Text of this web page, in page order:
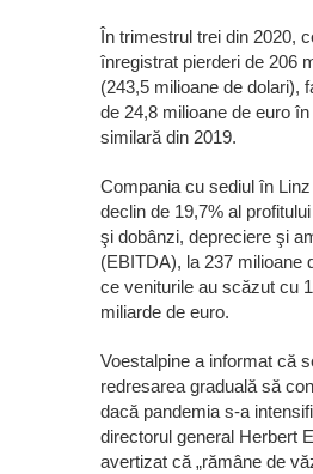
În trimestrul trei din 2020,
înregistrat pierderi de 206
(243,5 milioane de dolari),
de 24,8 milioane de euro
similară din 2019.
Compania cu sediul în
declin de 19,7% al
şi dobânzi, depreciere şi
(EBITDA), la 237 milioane
ce veniturile au scăzut cu
miliarde de euro.
Voestalpine a informat că
redresarea graduală să
dacă pandemia s-a
directorul general Herbert
avertizat că „rămâne de